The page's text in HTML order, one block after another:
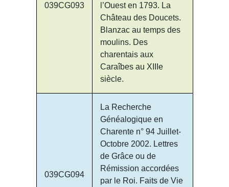
039CG093
l’Ouest en 1793. La
Château des Doucets.
Blanzac au temps des
moulins. Des
charentais aux
Caraîbes au XIIIe
siècle.
039CG094
La Recherche
Généalogique en
Charente n° 94 Juillet-
Octobre 2002. Lettres
de Grâce ou de
Rémission accordées
par le Roi. Faits de Vie